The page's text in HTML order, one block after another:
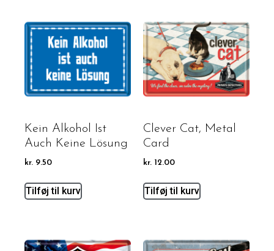
Kein Alkohol Ist
Auch Keine Lösung
kr. 9.50
Tilføj til kurv
Clever Cat, Metal
Card
kr. 12.00
Tilføj til kurv